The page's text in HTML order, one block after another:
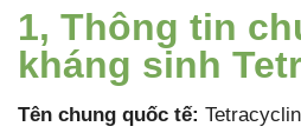
1, Thông tin
kháng sinh
Tên chung quốc tế: